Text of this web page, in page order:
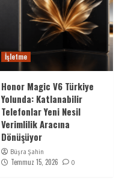
İşletme
Honor Magic V6 Türkiye
Yolunda: Katlanabilir
Telefonlar Yeni Nesil
Verimlilik Aracına
Dönüşüyor
Büşra Şahin
Temmuz 15, 2026 0